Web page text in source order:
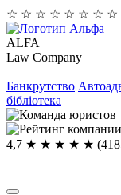
☆ ☆ ☆ ☆ ☆ ☆ ☆ ☆
ALFA
Law Company
Банкрутство
бібліотека
4,7 ★ ★ ★ ★ ★